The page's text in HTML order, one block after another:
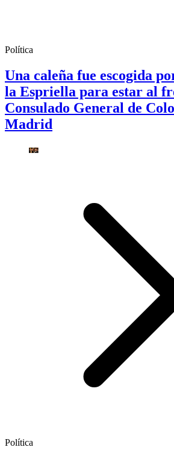
Política
Una caleña fue escogida
la Espriella para estar al
Consulado General de
Madrid
Política